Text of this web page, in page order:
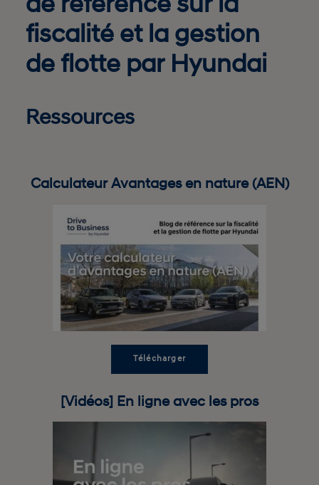
de référence sur la
fiscalité et la gestion
de flotte par Hyundai
Ressources
Calculateur Avantages en nature (AEN)
Télécharger
[Vidéos] En ligne avec les pros